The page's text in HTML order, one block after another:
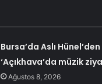
Bursa’da Aslı Hünel’den
‘Açıkhava’da müzik
Ağustos 8, 2026